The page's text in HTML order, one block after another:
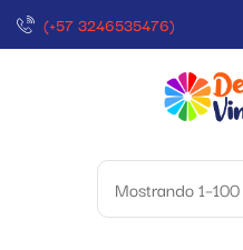
(+57 3246535476)
Mostrando